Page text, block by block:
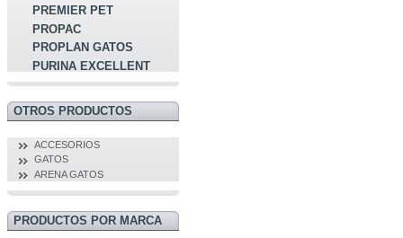
PREMIER PET
PROPAC
PROPLAN GATOS
PURINA EXCELLENT
OTROS PRODUCTOS
ACCESORIOS
GATOS
ARENA GATOS
PRODUCTOS POR MARCA